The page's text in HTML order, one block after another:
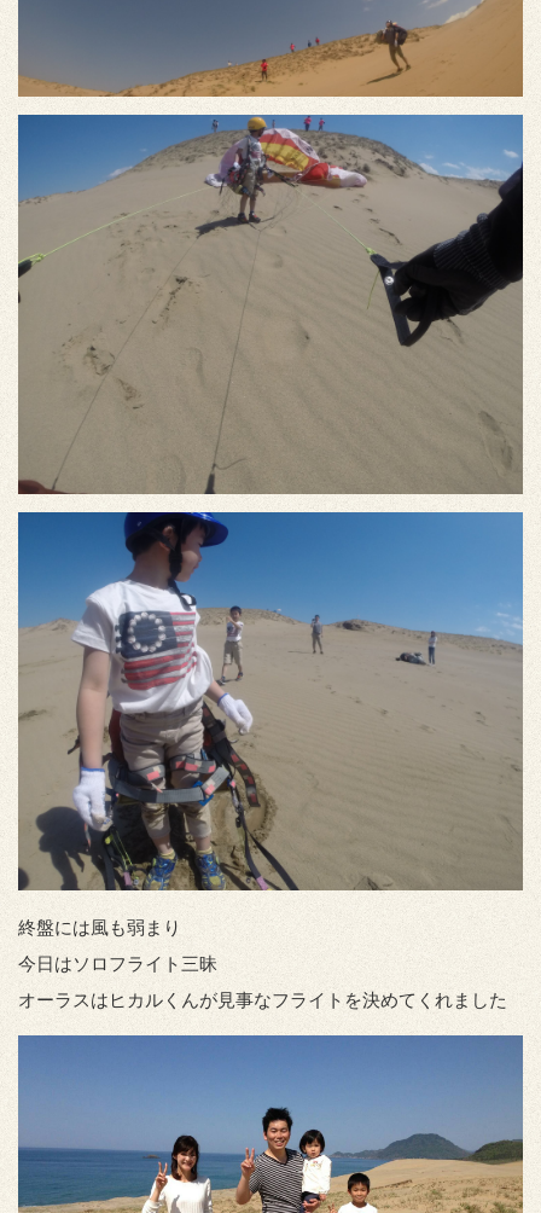
終盤には風も弱まり
今日はソロフライト三昧
オーラスはヒカルくんが見事なフライトを決めてくれました